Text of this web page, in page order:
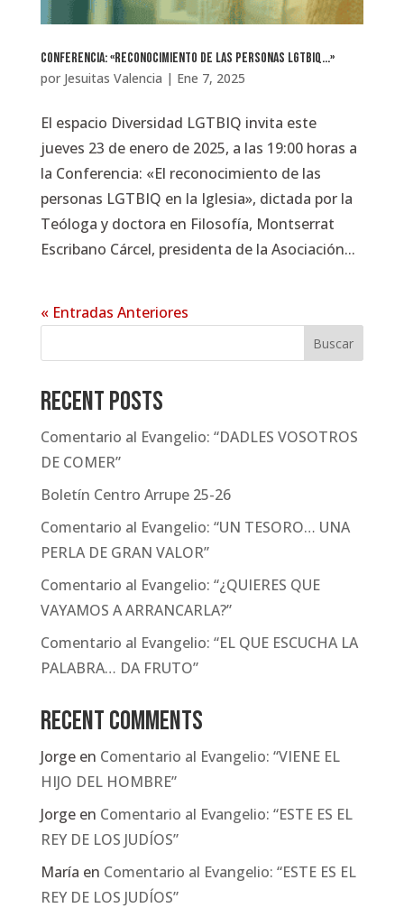
Conferencia: «Reconocimiento de las personas LGTBIQ…»
por Jesuitas Valencia | Ene 7, 2025
El espacio Diversidad LGTBIQ invita este
jueves 23 de enero de 2025, a las 19:00 horas a
la Conferencia: «El reconocimiento de las
personas LGTBIQ en la Iglesia», dictada por la
Teóloga y doctora en Filosofía, Montserrat
Escribano Cárcel, presidenta de la Asociación...
« Entradas Anteriores
Buscar
Recent Posts
Comentario al Evangelio: “DADLES VOSOTROS
DE COMER”
Boletín Centro Arrupe 25-26
Comentario al Evangelio: “UN TESORO… UNA
PERLA DE GRAN VALOR”
Comentario al Evangelio: “¿QUIERES QUE
VAYAMOS A ARRANCARLA?”
Comentario al Evangelio: “EL QUE ESCUCHA LA
PALABRA… DA FRUTO”
Recent Comments
Jorgeen Comentario al Evangelio: “VIENE EL
HIJO DEL HOMBRE”
Jorgeen Comentario al Evangelio: “ESTE ES EL
REY DE LOS JUDÍOS”
María en Comentario al Evangelio: “ESTE ES EL
REY DE LOS JUDÍOS”